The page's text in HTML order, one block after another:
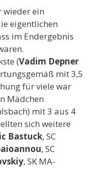
wieder ein
eigentlichen
im Endergebnis
(Vadim Depner
mit 3,5
für viele war
Mädchen
mit 3 aus 4
sich weitere
Bastuck, SC
, SC
, SK MA-